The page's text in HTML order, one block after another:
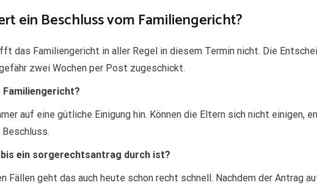
ein Beschluss vom Familiengericht?
das Familiengericht in aller Regel in diesem Termin nicht. Die
zwei Wochen per Post zugeschickt.
Familiengericht?
auf eine gütliche Einigung hin. Können die Eltern sich nicht einigen,
ein sorgerechtsantrag durch ist?
Fällen geht das auch heute schon recht schnell. Nachdem der Antrag